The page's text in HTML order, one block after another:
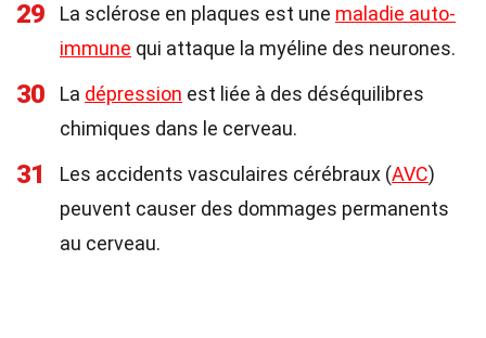
29 La sclérose en plaques est une maladie auto-
immune qui attaque la myéline des neurones.
30 La dépression est liée à des déséquilibres
chimiques dans le cerveau.
31 Les accidents vasculaires cérébraux (AVC)
peuvent causer des dommages permanents
au cerveau.